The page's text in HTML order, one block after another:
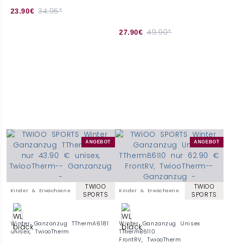
23.90€ 34.95*
27.90€ 49.90*
ANGEBOT
Kinder & Erwachsene
TWIOO
SPORTS
Winter Ganzanzug TThermA6181
unisex, TwiooTherm
ANGEBOT
Kinder & Erwachsene
TWIOO
SPORTS
Winter Ganzanzug Unisex
TThermB6110
FrontRV, TwiooTherm